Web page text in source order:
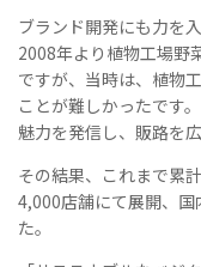
ブランド開発にも力を入
2008年より植物工場野
ですが、当時は、植物
ことが難しかったです
魅力を発信し、販路を
その結果、これまで累
4,000店舗にて展開、国
た。